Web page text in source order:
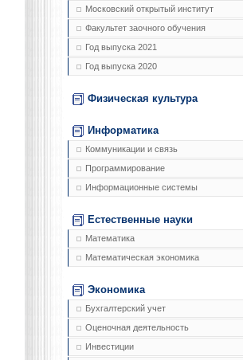
Московский открытый институт
Факультет заочного обучения
Год выпуска 2021
Год выпуска 2020
Физическая культура
Информатика
Коммуникации и связь
Программирование
Информационные системы
Естественные науки
Математика
Математическая экономика
Экономика
Бухгалтерский учет
Оценочная деятельность
Инвестиции